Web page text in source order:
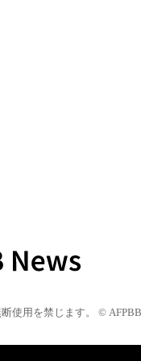
使用を禁じます。 © AFPBB